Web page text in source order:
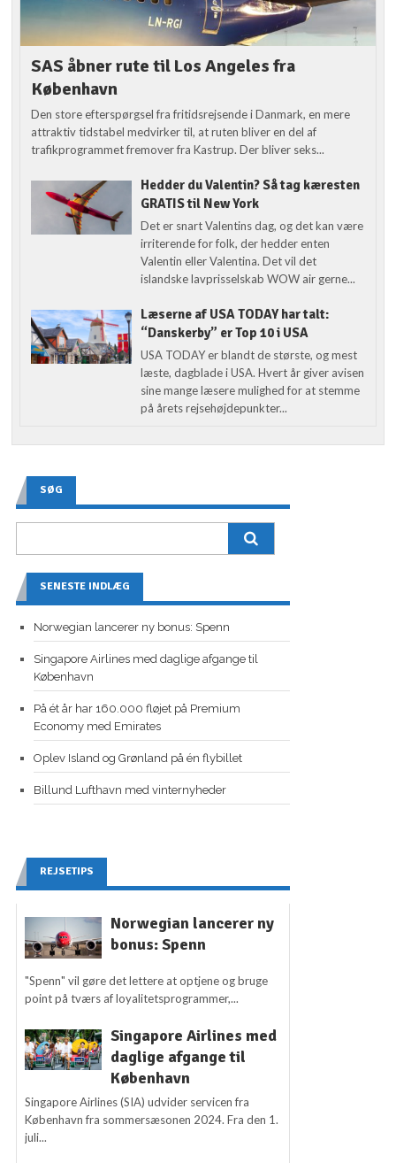
SAS åbner rute til Los Angeles fra
København
Den store efterspørgsel fra fritidsrejsende i Danmark, en mere
attraktiv tidstabel medvirker til, at ruten bliver en del af
trafikprogrammet fremover fra Kastrup. Der bliver seks...
Hedder du Valentin? Så tag kæresten
GRATIS til New York
Det er snart Valentins dag, og det kan være
irriterende for folk, der hedder enten
Valentin eller Valentina. Det vil det
islandske lavprisselskab WOW air gerne...
Læserne af USA TODAY har talt:
“Danskerby” er Top 10 i USA
USA TODAY er blandt de største, og mest
læste, dagblade i USA. Hvert år giver avisen
sine mange læsere mulighed for at stemme
på årets rejsehøjdepunkter...
SØG
SENESTE INDLÆG
Norwegian lancerer ny bonus: Spenn
Singapore Airlines med daglige afgange til
København
På ét år har 160.000 fløjet på Premium
Economy med Emirates
Oplev Island og Grønland på én flybillet
Billund Lufthavn med vinternyheder
REJSETIPS
Norwegian lancerer ny
bonus: Spenn
"Spenn" vil gøre det lettere at optjene og bruge
point på tværs af loyalitetsprogrammer,...
Singapore Airlines med
daglige afgange til
København
Singapore Airlines (SIA) udvider servicen fra
København fra sommersæsonen 2024. Fra den 1.
juli...